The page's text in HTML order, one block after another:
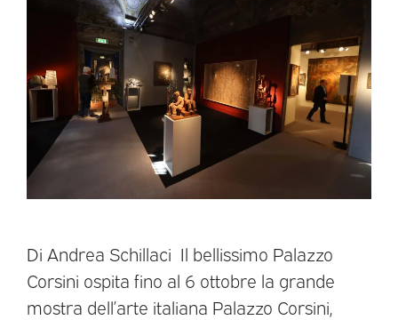
Di Andrea Schillaci Il bellissimo Palazzo
Corsini ospita fino al 6 ottobre la grande
mostra dell’arte italiana Palazzo Corsini,